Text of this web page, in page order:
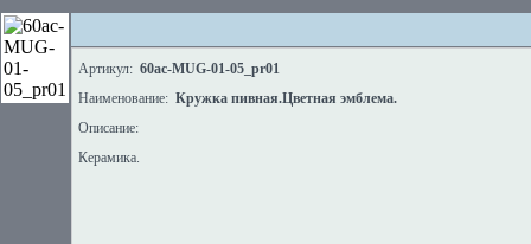
Артикул: 60ac-MUG-01-05_pr01
Наименование: Кружка пивная.Цветная эмблема.
Описание:
Керамика.